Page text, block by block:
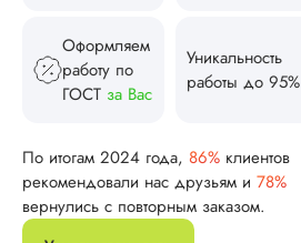
Оформляем
работу по
ГОСТ за Вас
Уникальность
работы до 95%
По итогам 2024 года, 86% клиентов
рекомендовали нас друзьям и 78%
вернулись с повторным заказом.